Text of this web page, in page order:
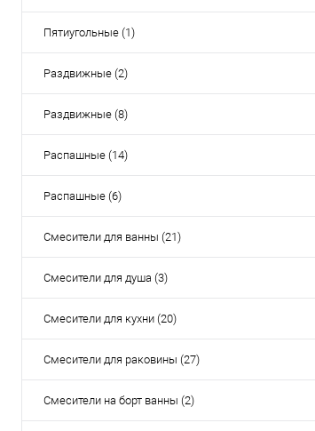
Пятиугольные (1)
Раздвижные (2)
Раздвижные (8)
Распашные (14)
Распашные (6)
Смесители для ванны (21)
Смесители для душа (3)
Смесители для кухни (20)
Смесители для раковины (27)
Смесители на борт ванны (2)